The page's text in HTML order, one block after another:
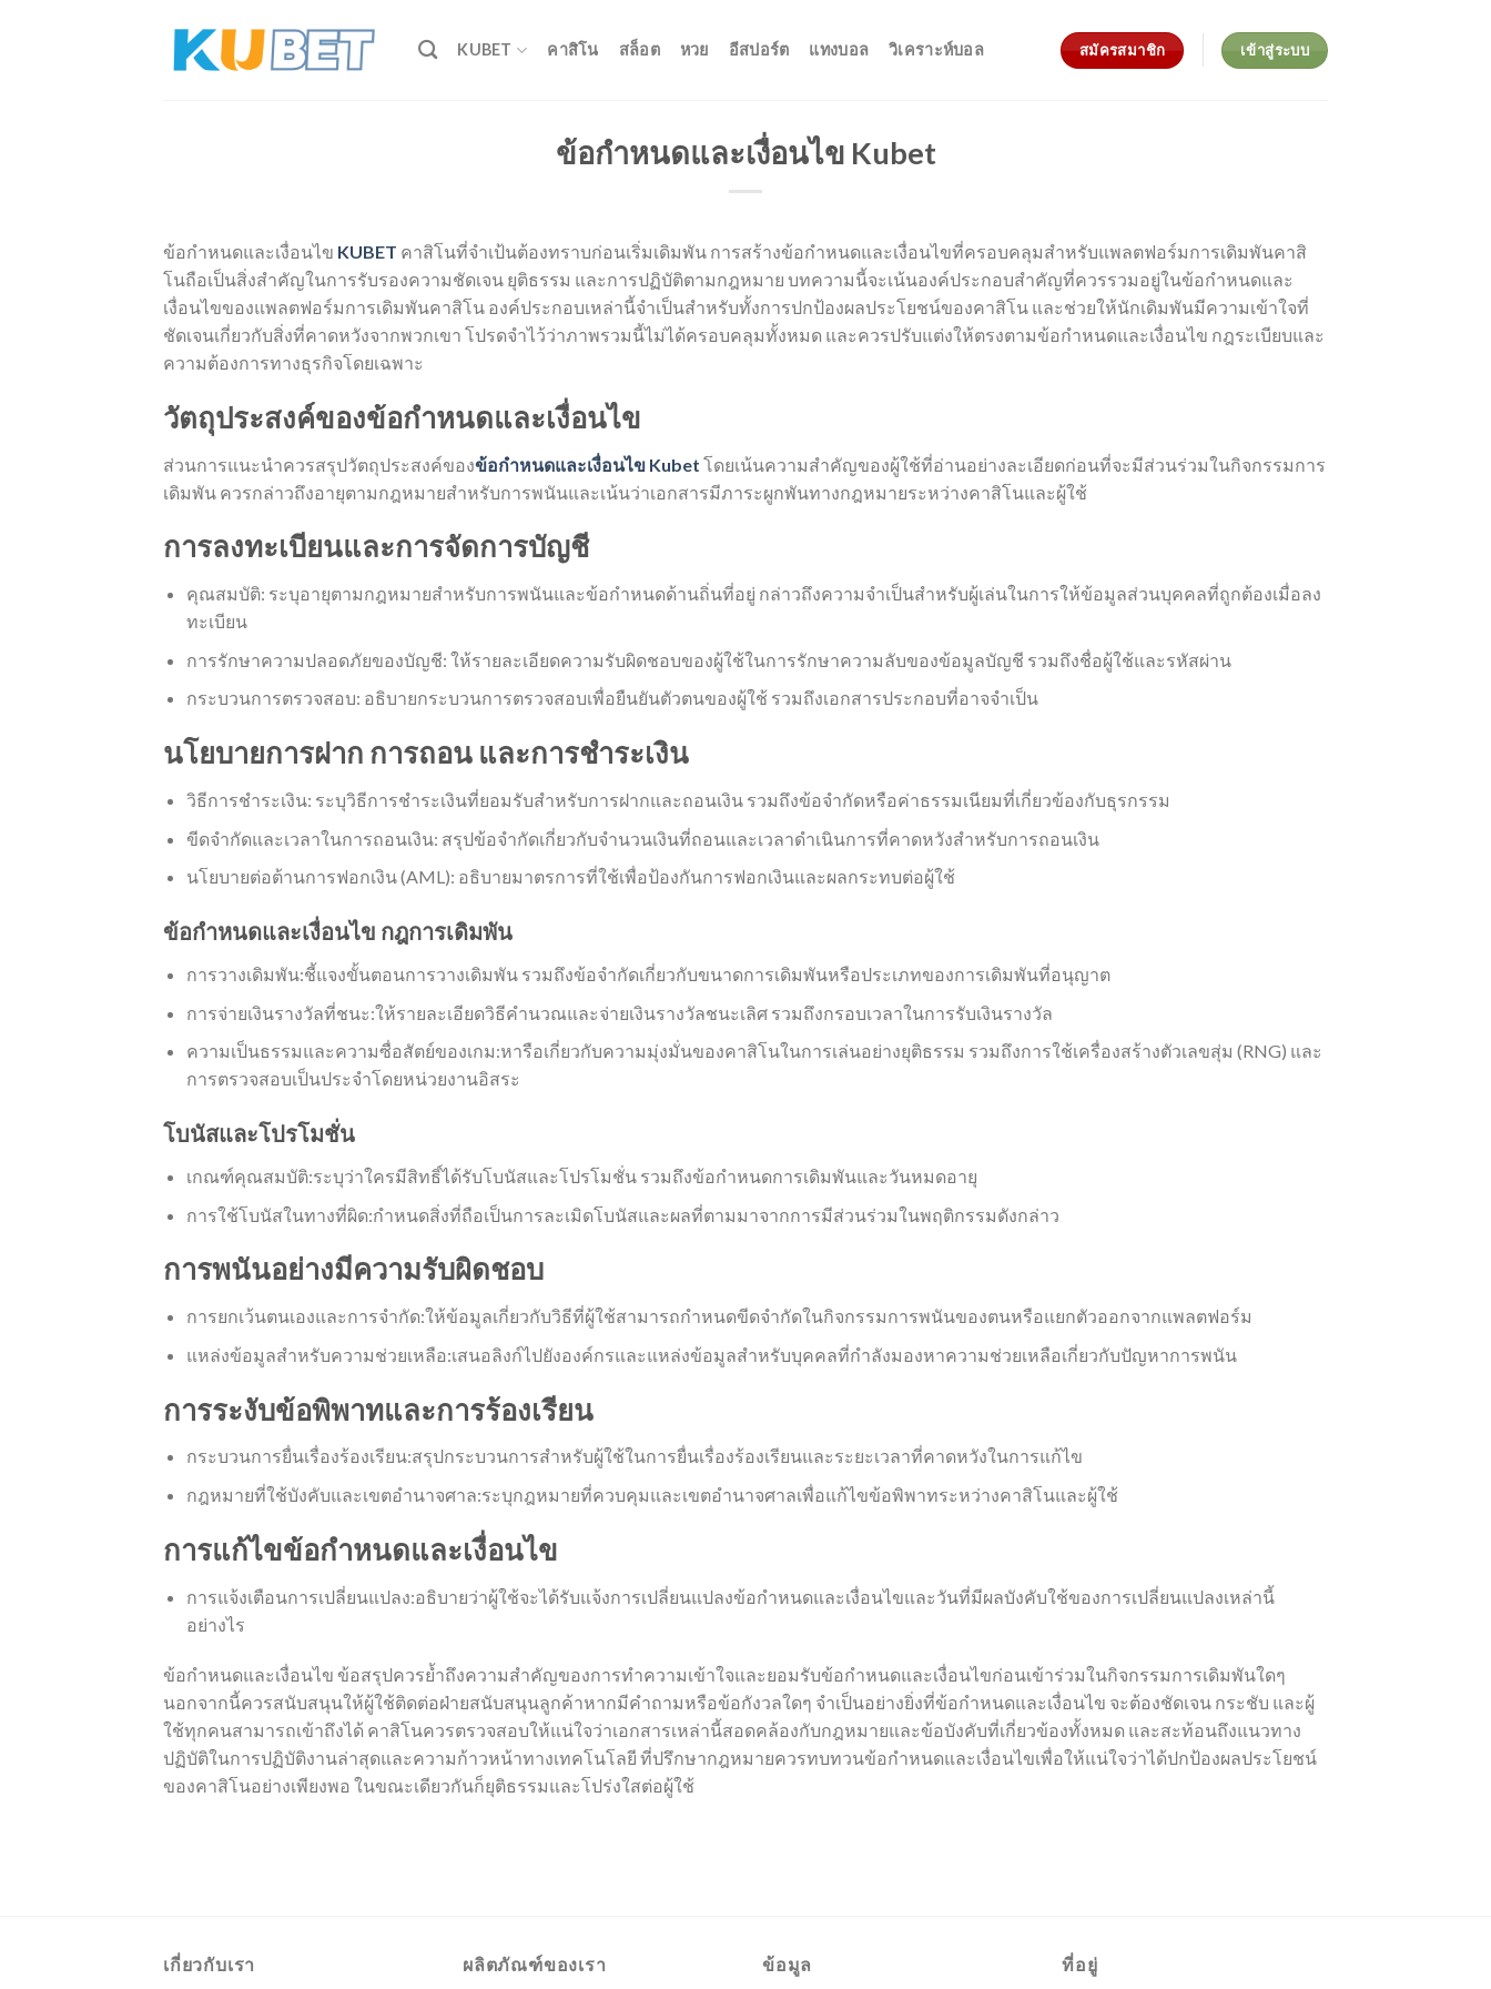
KUBET คาสิโน สล็อต หวย อีสปอร์ต แทงบอล วิเคราะห์บอล สมัครสมาชิก เข้าสู่ระบบ
ข้อกำหนดและเงื่อนไข Kubet
ข้อกำหนดและเงื่อนไข KUBET คาสิโนที่จำเป้นต้องทราบก่อนเริ่มเดิมพัน การสร้างข้อกำหนดและเงื่อนไขที่ครอบคลุมสำหรับแพลตฟอร์มการเดิมพันคาสิ
โนถือเป็นสิ่งสำคัญในการรับรองความชัดเจน ยุติธรรม และการปฏิบัติตามกฎหมาย บทความนี้จะเน้นองค์ประกอบสำคัญที่ควรรวมอยู่ในข้อกำหนดและ
เงื่อนไขของแพลตฟอร์มการเดิมพันคาสิโน องค์ประกอบเหล่านี้จำเป็นสำหรับทั้งการปกป้องผลประโยชน์ของคาสิโน และช่วยให้นักเดิมพันมีความเข้าใจที่
ชัดเจนเกี่ยวกับสิ่งที่คาดหวังจากพวกเขา โปรดจำไว้ว่าภาพรวมนี้ไม่ได้ครอบคลุมทั้งหมด และควรปรับแต่งให้ตรงตามข้อกำหนดและเงื่อนไข กฎระเบียบและ
ความต้องการทางธุรกิจโดยเฉพาะ
วัตถุประสงค์ของข้อกำหนดและเงื่อนไข
ส่วนการแนะนำควรสรุปวัตถุประสงค์ของข้อกำหนดและเงื่อนไข Kubet โดยเน้นความสำคัญของผู้ใช้ที่อ่านอย่างละเอียดก่อนที่จะมีส่วนร่วมในกิจกรรมการ
เดิมพัน ควรกล่าวถึงอายุตามกฎหมายสำหรับการพนันและเน้นว่าเอกสารมีภาระผูกพันทางกฎหมายระหว่างคาสิโนและผู้ใช้
การลงทะเบียนและการจัดการบัญชี
คุณสมบัติ: ระบุอายุตามกฎหมายสำหรับการพนันและข้อกำหนดด้านถิ่นที่อยู่ กล่าวถึงความจำเป็นสำหรับผู้เล่นในการให้ข้อมูลส่วนบุคคลที่ถูกต้องเมื่อลง
ทะเบียน
การรักษาความปลอดภัยของบัญชี: ให้รายละเอียดความรับผิดชอบของผู้ใช้ในการรักษาความลับของข้อมูลบัญชี รวมถึงชื่อผู้ใช้และรหัสผ่าน
กระบวนการตรวจสอบ: อธิบายกระบวนการตรวจสอบเพื่อยืนยันตัวตนของผู้ใช้ รวมถึงเอกสารประกอบที่อาจจำเป็น
นโยบายการฝาก การถอน และการชำระเงิน
วิธีการชำระเงิน: ระบุวิธีการชำระเงินที่ยอมรับสำหรับการฝากและถอนเงิน รวมถึงข้อจำกัดหรือค่าธรรมเนียมที่เกี่ยวข้องกับธุรกรรม
ขีดจำกัดและเวลาในการถอนเงิน: สรุปข้อจำกัดเกี่ยวกับจำนวนเงินที่ถอนและเวลาดำเนินการที่คาดหวังสำหรับการถอนเงิน
นโยบายต่อต้านการฟอกเงิน (AML): อธิบายมาตรการที่ใช้เพื่อป้องกันการฟอกเงินและผลกระทบต่อผู้ใช้
ข้อกำหนดและเงื่อนไข กฎการเดิมพัน
การวางเดิมพัน:ชี้แจงขั้นตอนการวางเดิมพัน รวมถึงข้อจำกัดเกี่ยวกับขนาดการเดิมพันหรือประเภทของการเดิมพันที่อนุญาต
การจ่ายเงินรางวัลที่ชนะ:ให้รายละเอียดวิธีคำนวณและจ่ายเงินรางวัลชนะเลิศ รวมถึงกรอบเวลาในการรับเงินรางวัล
ความเป็นธรรมและความซื่อสัตย์ของเกม:หารือเกี่ยวกับความมุ่งมั่นของคาสิโนในการเล่นอย่างยุติธรรม รวมถึงการใช้เครื่องสร้างตัวเลขสุ่ม (RNG) และ
การตรวจสอบเป็นประจำโดยหน่วยงานอิสระ
โบนัสและโปรโมชั่น
เกณฑ์คุณสมบัติ:ระบุว่าใครมีสิทธิ์ได้รับโบนัสและโปรโมชั่น รวมถึงข้อกำหนดการเดิมพันและวันหมดอายุ
การใช้โบนัสในทางที่ผิด:กำหนดสิ่งที่ถือเป็นการละเมิดโบนัสและผลที่ตามมาจากการมีส่วนร่วมในพฤติกรรมดังกล่าว
การพนันอย่างมีความรับผิดชอบ
การยกเว้นตนเองและการจำกัด:ให้ข้อมูลเกี่ยวกับวิธีที่ผู้ใช้สามารถกำหนดขีดจำกัดในกิจกรรมการพนันของตนหรือแยกตัวออกจากแพลตฟอร์ม
แหล่งข้อมูลสำหรับความช่วยเหลือ:เสนอลิงก์ไปยังองค์กรและแหล่งข้อมูลสำหรับบุคคลที่กำลังมองหาความช่วยเหลือเกี่ยวกับปัญหาการพนัน
การระงับข้อพิพาทและการร้องเรียน
กระบวนการยื่นเรื่องร้องเรียน:สรุปกระบวนการสำหรับผู้ใช้ในการยื่นเรื่องร้องเรียนและระยะเวลาที่คาดหวังในการแก้ไข
กฎหมายที่ใช้บังคับและเขตอำนาจศาล:ระบุกฎหมายที่ควบคุมและเขตอำนาจศาลเพื่อแก้ไขข้อพิพาทระหว่างคาสิโนและผู้ใช้
การแก้ไขข้อกำหนดและเงื่อนไข
การแจ้งเตือนการเปลี่ยนแปลง:อธิบายว่าผู้ใช้จะได้รับแจ้งการเปลี่ยนแปลงข้อกำหนดและเงื่อนไขและวันที่มีผลบังคับใช้ของการเปลี่ยนแปลงเหล่านี้
อย่างไร
ข้อกำหนดและเงื่อนไข ข้อสรุปควรย้ำถึงความสำคัญของการทำความเข้าใจและยอมรับข้อกำหนดและเงื่อนไขก่อนเข้าร่วมในกิจกรรมการเดิมพันใดๆ
นอกจากนี้ควรสนับสนุนให้ผู้ใช้ติดต่อฝ่ายสนับสนุนลูกค้าหากมีคำถามหรือข้อกังวลใดๆ จำเป็นอย่างยิ่งที่ข้อกำหนดและเงื่อนไข จะต้องชัดเจน กระชับ และผู้
ใช้ทุกคนสามารถเข้าถึงได้ คาสิโนควรตรวจสอบให้แน่ใจว่าเอกสารเหล่านี้สอดคล้องกับกฎหมายและข้อบังคับที่เกี่ยวข้องทั้งหมด และสะท้อนถึงแนวทาง
ปฏิบัติในการปฏิบัติงานล่าสุดและความก้าวหน้าทางเทคโนโลยี ที่ปรึกษากฎหมายควรทบทวนข้อกำหนดและเงื่อนไขเพื่อให้แน่ใจว่าได้ปกป้องผลประโยชน์
ของคาสิโนอย่างเพียงพอ ในขณะเดียวกันก็ยุติธรรมและโปร่งใสต่อผู้ใช้
เกี่ยวกับเรา ผลิตภัณฑ์ของเรา ข้อมูล ที่อยู่